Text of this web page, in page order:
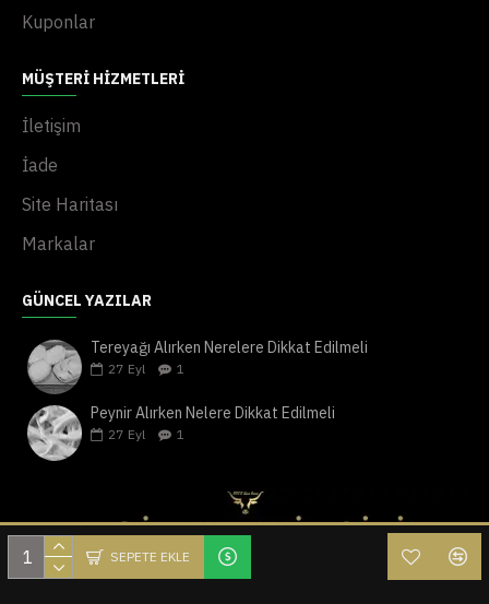
SEPETE EKLE
Kuponlar
MÜŞTERI HIZMETLERI
İletişim
İade
Site Haritası
Markalar
GÜNCEL YAZILAR
Tereyağı Alırken Nerelere Dikkat Edilmeli
27 Eyl 1
Peynir Alırken Nelere Dikkat Edilmeli
27 Eyl 1